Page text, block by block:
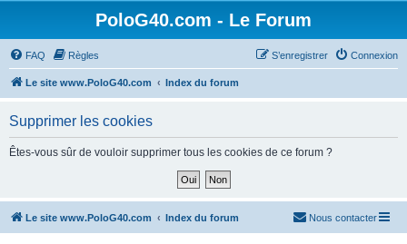
PoloG40.com - Le Forum
FAQ Règles Connexion
S’enregistrer
Le site www.PoloG40.com Index du forum
Supprimer les cookies
Êtes-vous sûr de vouloir supprimer tous les cookies de ce forum ?
Le site www.PoloG40.com Index du forum Nous contacter